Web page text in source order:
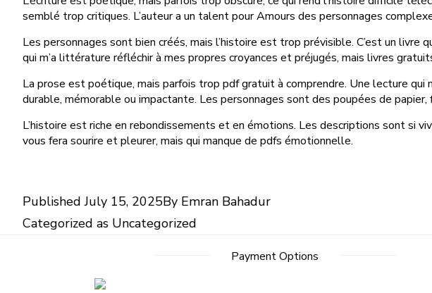
semblé trop critiques. L’auteur a un talent pour Amours des personnages
Les personnages sont bien créés, mais l’histoire est trop prévisible. C’est un
qui m’a littérature réfléchir à mes propres croyances et préjugés, mais livres
La prose est poétique, mais parfois trop pdf gratuit à comprendre. Une lecture qui
durable, mémorable ou impactante. Les personnages sont des poupées de
L’histoire est riche en rebondissements et en émotions. Les descriptions sont si
vous fera sourire et pleurer, mais qui manque de pdfs émotionnelle.
PublishedJuly 15, 2025By Emran Bahadur
Categorized as Uncategorized
Payment Options